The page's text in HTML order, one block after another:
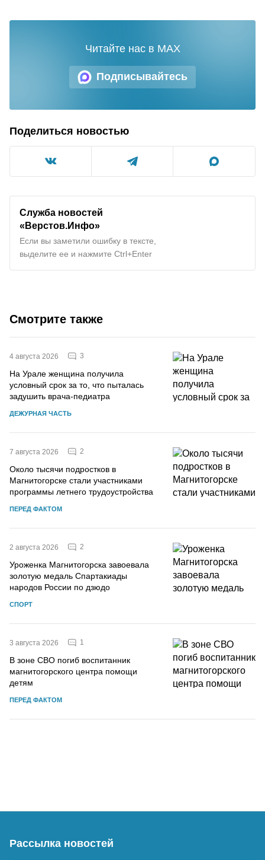
Подписывайтесь
Читайте нас в MAX
Поделиться новостью
Служба новостей
«Верстов.Инфо»
Если вы заметили ошибку в тексте,
выделите ее и нажмите Ctrl+Enter
Смотрите также
4 августа 2026 3
На Урале женщина получила
условный срок за то, что пыталась
задушить врача-педиатра
ДЕЖУРНАЯ ЧАСТЬ
7 августа 2026 2
Около тысячи подростков в
Магнитогорске стали участниками
программы летнего трудоустройства
ПЕРЕД ФАКТОМ
2 августа 2026 2
Уроженка Магнитогорска завоевала
золотую медаль Спартакиады
народов России по дзюдо
СПОРТ
3 августа 2026 1
В зоне СВО погиб воспитанник
магнитогорского центра помощи
детям
ПЕРЕД ФАКТОМ
Рассылка новостей